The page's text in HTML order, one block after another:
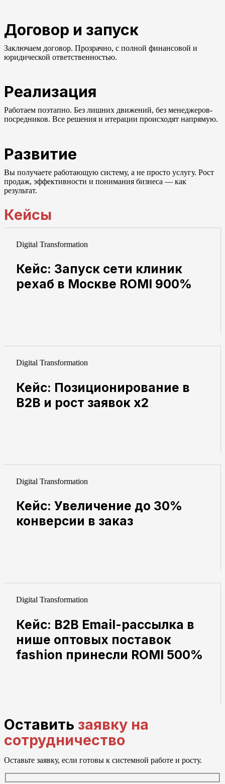
Договор и запуск
Заключаем договор. Прозрачно, с полной финансовой и
юридической ответственностью.
Реализация
Работаем поэтапно. Без лишних движений, без менеджеров-
посредников. Все решения и итерации происходят напрямую.
Развитие
Вы получаете работающую систему, а не просто услугу. Рост
продаж, эффективности и понимания бизнеса — как
результат.
Кейсы
Digital Transformation
Кейс: Запуск сети клиник
рехаб в Москве ROMI 900%
Digital Transformation
Кейс: Позиционирование в
B2B и рост заявок x2
Digital Transformation
Кейс: Увеличение до 30%
конверсии в заказ
Digital Transformation
Кейс: B2B Email-рассылка в
нише оптовых поставок
fashion принесли ROMI 500%
Оставить заявку на
сотрудничество
Оставьте заявку, если готовы к системной работе и росту.